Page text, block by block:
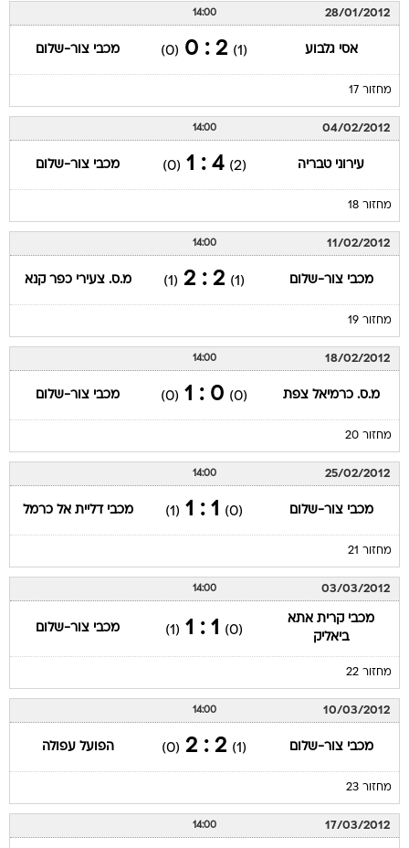
28/01/2012
14:00
אסי גלבוע (1)
2 : 0
(0) מכבי צור-שלום
מחזור 17
04/02/2012
14:00
עירוני טבריה (2)
4 : 1
(0) מכבי צור-שלום
מחזור 18
11/02/2012
14:00
מכבי צור-שלום (1)
2 : 2
(1) מ.ס. צעירי כפר קנא
מחזור 19
18/02/2012
14:00
מ.ס. כרמיאל צפת (0)
0 : 1
(0) מכבי צור-שלום
מחזור 20
25/02/2012
14:00
מכבי צור-שלום (0)
1 : 1
(1) מכבי דליית אל כרמל
מחזור 21
03/03/2012
14:00
מכבי קרית אתא
ביאליק
(0)
1 : 1
(1) מכבי צור-שלום
מחזור 22
10/03/2012
14:00
מכבי צור-שלום (1)
2 : 2
(0) הפועל עפולה
מחזור 23
17/03/2012
14:00